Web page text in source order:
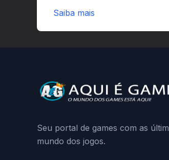
preload e avisa que quem
e a resposta da Playground:
preload, medidas contra
hardware),…
Saiba mais
Seu portal de games com as
mundo dos jogos.